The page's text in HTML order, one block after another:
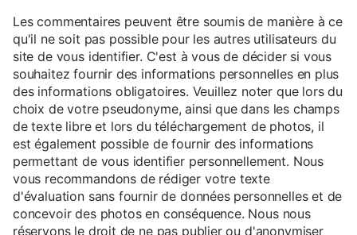
Les commentaires peuvent être soumis de manière à ce
qu'il ne soit pas possible pour les autres utilisateurs du
site de vous identifier. C'est à vous de décider si vous
souhaitez fournir des informations personnelles en plus
des informations obligatoires. Veuillez noter que lors du
choix de votre pseudonyme, ainsi que dans les champs
de texte libre et lors du téléchargement de photos, il
est également possible de fournir des informations
permettant de vous identifier personnellement. Nous
vous recommandons de rédiger votre texte
d'évaluation sans fournir de données personnelles et de
concevoir des photos en conséquence. Nous nous
réservons le droit de ne pas publier ou d'anonymiser